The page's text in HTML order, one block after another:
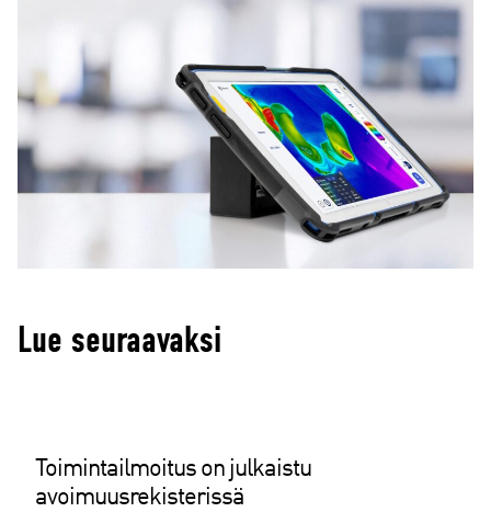
Lue seuraavaksi
Toimintailmoitus on julkaistu
avoimuusrekisterissä